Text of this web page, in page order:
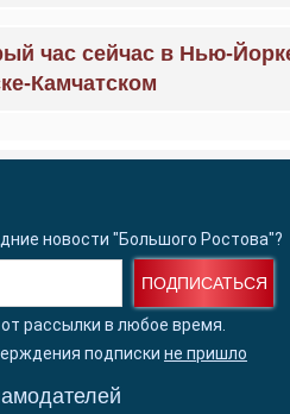
час сейчас в Нью-
Камчатском
новости "Большого Ростова"?
ПОДПИСАТЬСЯ
рассылки в любое время.
подписки не пришло